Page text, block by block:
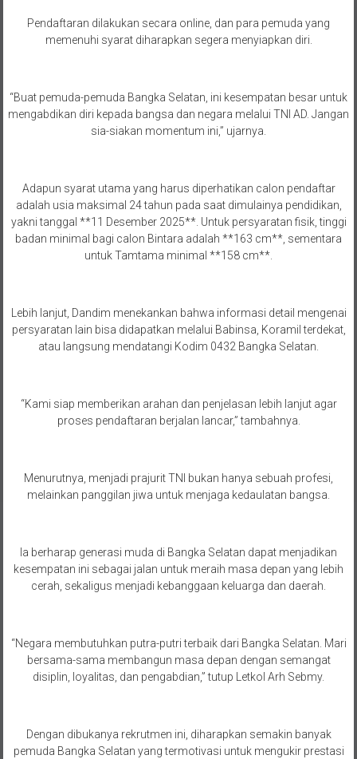
Pendaftaran dilakukan secara online, dan para pemuda yang
memenuhi syarat diharapkan segera menyiapkan diri.
“Buat pemuda-pemuda Bangka Selatan, ini kesempatan besar untuk
mengabdikan diri kepada bangsa dan negara melalui TNI AD. Jangan
sia-siakan momentum ini,” ujarnya.
Adapun syarat utama yang harus diperhatikan calon pendaftar
adalah usia maksimal 24 tahun pada saat dimulainya pendidikan,
yakni tanggal **11 Desember 2025**. Untuk persyaratan fisik, tinggi
badan minimal bagi calon Bintara adalah **163 cm**, sementara
untuk Tamtama minimal **158 cm**.
Lebih lanjut, Dandim menekankan bahwa informasi detail mengenai
persyaratan lain bisa didapatkan melalui Babinsa, Koramil terdekat,
atau langsung mendatangi Kodim 0432 Bangka Selatan.
“Kami siap memberikan arahan dan penjelasan lebih lanjut agar
proses pendaftaran berjalan lancar,” tambahnya.
Menurutnya, menjadi prajurit TNI bukan hanya sebuah profesi,
melainkan panggilan jiwa untuk menjaga kedaulatan bangsa.
Ia berharap generasi muda di Bangka Selatan dapat menjadikan
kesempatan ini sebagai jalan untuk meraih masa depan yang lebih
cerah, sekaligus menjadi kebanggaan keluarga dan daerah.
“Negara membutuhkan putra-putri terbaik dari Bangka Selatan. Mari
bersama-sama membangun masa depan dengan semangat
disiplin, loyalitas, dan pengabdian,” tutup Letkol Arh Sebmy.
Dengan dibukanya rekrutmen ini, diharapkan semakin banyak
pemuda Bangka Selatan yang termotivasi untuk mengukir prestasi